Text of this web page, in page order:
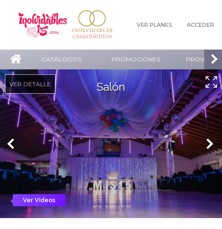
VER PLANES ACCEDER
CATÁLOGOS PROMOCIONES
VER DETALLE Salón
Ver Videos